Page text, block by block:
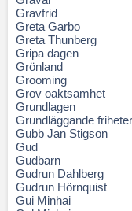
Gravfrid
Greta Garbo
Greta Thunberg
Gripa dagen
Grönland
Grooming
Grov oaktsamhet
Grundlagen
Grundläggande friheter
Gubb Jan Stigson
Gud
Gudbarn
Gudrun Dahlberg
Gudrun Hörnquist
Gui Minhai